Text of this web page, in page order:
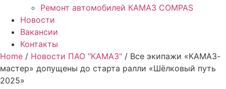
Ремонт автомобилей КАМАЗ COMPAS
Новости
Вакансии
Контакты
Home / Новости ПАО "КАМАЗ" / Все экипажи «КАМАЗ-
мастер» допущены до старта ралли «Шёлковый путь
2025»